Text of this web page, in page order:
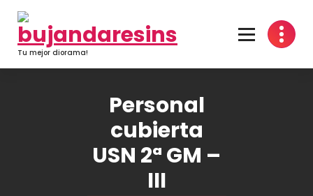
contenido
Tu mejor diorama!
Personal
cubierta
USN 2ª GM –
III